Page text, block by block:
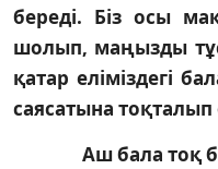
береді. Біз осы
шолып, маңызды
қатар еліміздегі
саясатына тоқталып
Аш бала тоқ